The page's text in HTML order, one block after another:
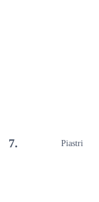
7. Piastri